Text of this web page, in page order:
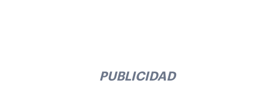
PUBLICIDAD